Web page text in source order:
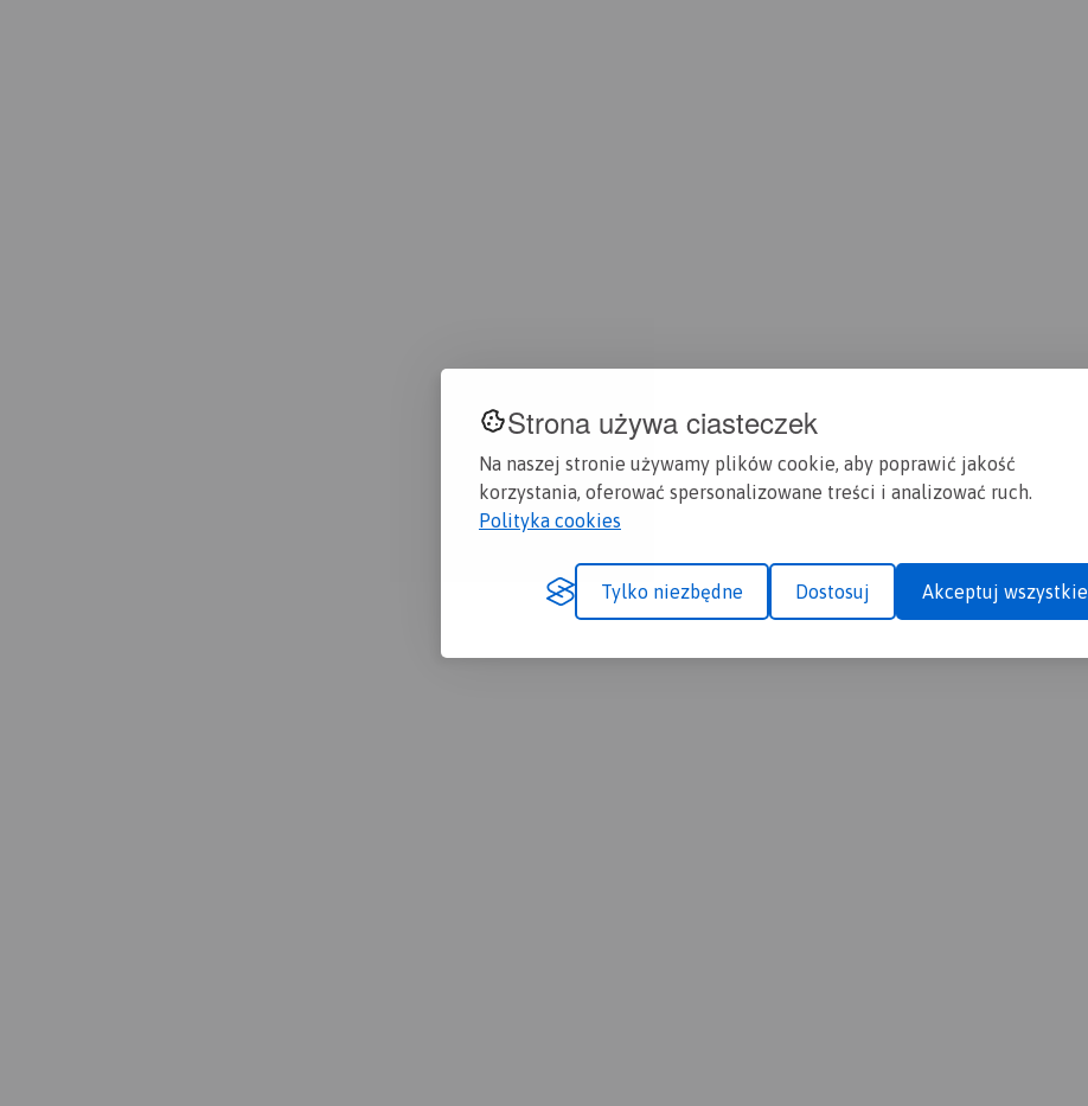
Strona używa ciasteczek
Na naszej stronie używamy plików cookie, aby poprawić jakość
korzystania, oferować spersonalizowane treści i analizować ruch.
Polityka cookies
Tylko niezbędne Dostosuj Akceptuj wszystkie